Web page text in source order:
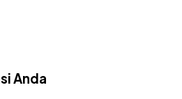
Anda